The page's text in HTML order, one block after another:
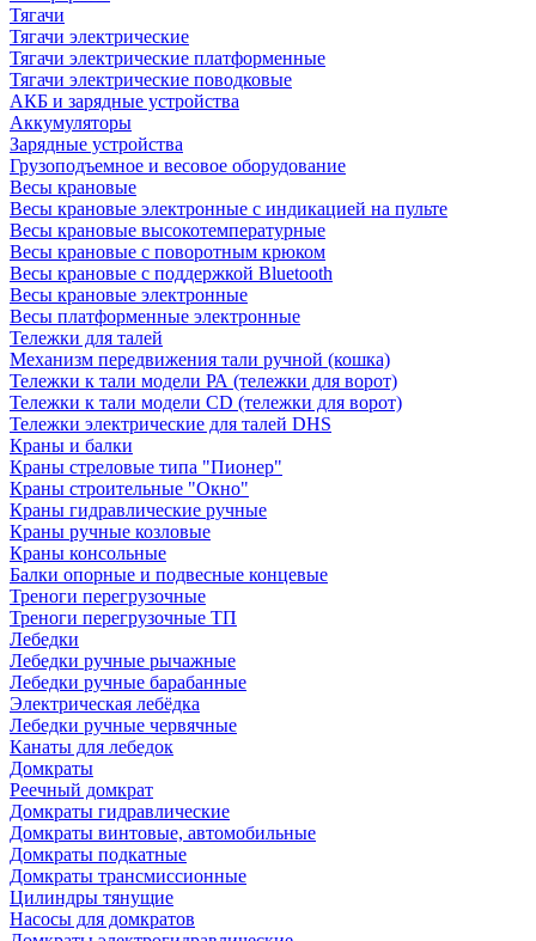
Тягачи
Тягачи электрические
Тягачи электрические платформенные
Тягачи электрические поводковые
АКБ и зарядные устройства
Аккумуляторы
Зарядные устройства
Грузоподъемное и весовое оборудование
Весы крановые
Весы крановые электронные с индикацией на пульте
Весы крановые высокотемпературные
Весы крановые с поворотным крюком
Весы крановые с поддержкой Bluetooth
Весы крановые электронные
Весы платформенные электронные
Тележки для талей
Механизм передвижения тали ручной (кошка)
Тележки к тали модели РА (тележки для ворот)
Тележки к тали модели CD (тележки для ворот)
Тележки электрические для талей DHS
Краны и балки
Краны стреловые типа "Пионер"
Краны строительные "Окно"
Краны гидравлические ручные
Краны ручные козловые
Краны консольные
Балки опорные и подвесные концевые
Треноги перегрузочные
Треноги перегрузочные ТП
Лебедки
Лебедки ручные рычажные
Лебедки ручные барабанные
Электрическая лебёдка
Лебедки ручные червячные
Канаты для лебедок
Домкраты
Реечный домкрат
Домкраты гидравлические
Домкраты винтовые, автомобильные
Домкраты подкатные
Домкраты трансмиссионные
Цилиндры тянущие
Насосы для домкратов